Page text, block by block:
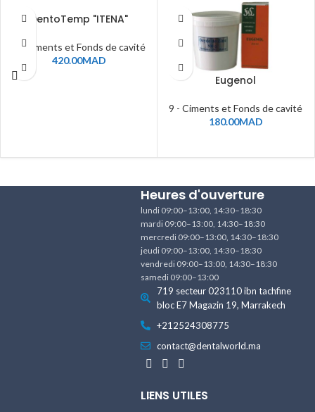
DentoTemp "ITENA"
9 - Ciments et Fonds de cavité
420.00MAD
Eugenol
9 - Ciments et Fonds de cavité
180.00MAD
Heures d'ouverture
lundi 09:00–13:00, 14:30–18:30
mardi 09:00–13:00, 14:30–18:30
mercredi 09:00–13:00, 14:30–18:30
jeudi 09:00–13:00, 14:30–18:30
vendredi 09:00–13:00, 14:30–18:30
samedi 09:00–13:00
719 secteur 023110 ibn tachfine
bloc E7 Magazin 19, Marrakech
+212524308775
contact@dentalworld.ma
LIENS UTILES